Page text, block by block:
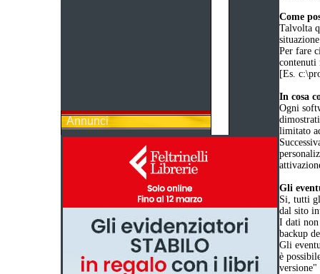
Annunci
Come
Talvolta
Per fare
contenuti
[Es.
In cosa
Ogni
limitato
Gli
Si, tutti
dal sito
I dati
backup
Gli
è
versione"